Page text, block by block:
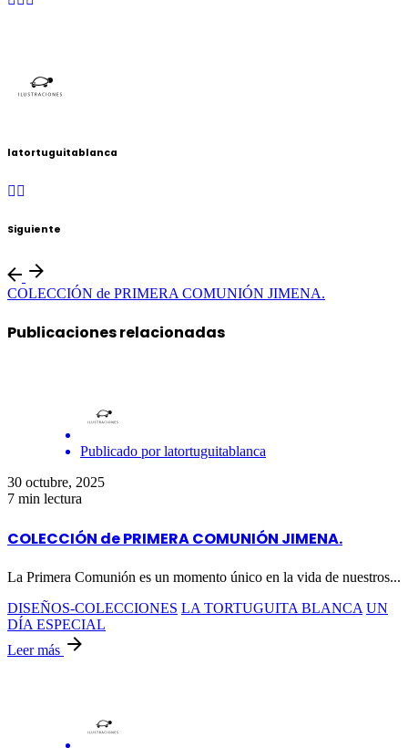
latortuguitablanca
Siguiente
COLECCIÓN de PRIMERA COMUNIÓN JIMENA.
Publicaciones relacionadas
Publicado por latortuguitablanca
30 octubre, 2025
7 min lectura
COLECCIÓN de PRIMERA COMUNIÓN JIMENA.
La Primera Comunión es un momento único en la vida de nuestros...
DISEÑOS-COLECCIONES LA TORTUGUITA BLANCA UN
DÍA ESPECIAL
Leer más